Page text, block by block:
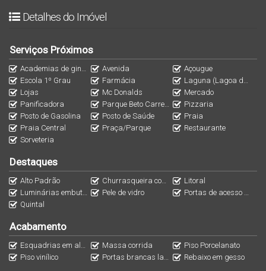
oferecem 3 quartos (sendo 1 suíte), sala e cozinha
Nos fundos, um espaço perfeito para lazer, com
possibilidade de piscina ou hidromassagem e área com
churrasqueira.
Acabamentos modernos e de alto padrão, com porcelanato,
portas laqueadas, esquadrias em alumínio, pele de vidro e
infraestrutura para ar-condicionado. Conta ainda com
fechadura eletrônica, trazendo mais segurança e
Ideal para quem busca qualidade de vida, conforto e
Detalhes do Imóvel
Serviços Próximos
Academias de ginástica Avenida
Açougue
Escola 1º Grau
Farmácia
Laguna (Lagoa de Barra Velha)
Lojas
Mc Donalds
Mercado
Panificadora
Parque Beto Carrero World
Pizzaria
Posto de Gasolina
Posto de Saúde
Praia
Praia Central
Praça/Parque
Restaurante
Sorveteria
Destaques
Alto Padrão Churrasqueira com eficiente sistema de exaustão
Litoral
Luminárias embutidas
Pele de vidro
Portas de acesso com Fechadura Digital
Quintal
Acabamento
Esquadrias em alumínio Massa corrida
Piso Porcelanato
Piso vinílico
Portas brancas laqueadas Rebaixo em gesso